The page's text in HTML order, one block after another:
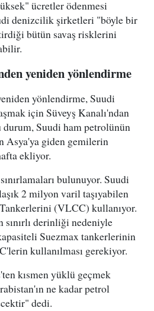
ücretler ödenmesi
denizcilik şirketleri "böyle bir
bütün savaş risklerini
yeniden yönlendirme
yönlendirme, Suudi
için Süveyş Kanalı'ndan
durum, Suudi ham petrolünün
Asya'ya giden gemilerin
ekliyor.
bulunuyor. Suudi
2 milyon varil taşıyabilen
(VLCC) kullanıyor.
sınırlı derinliği nedeniyle
Suezmax tankerlerinin
kullanılması gerekiyor.
kısmen yüklü geçmek
ne kadar petrol
dedi.